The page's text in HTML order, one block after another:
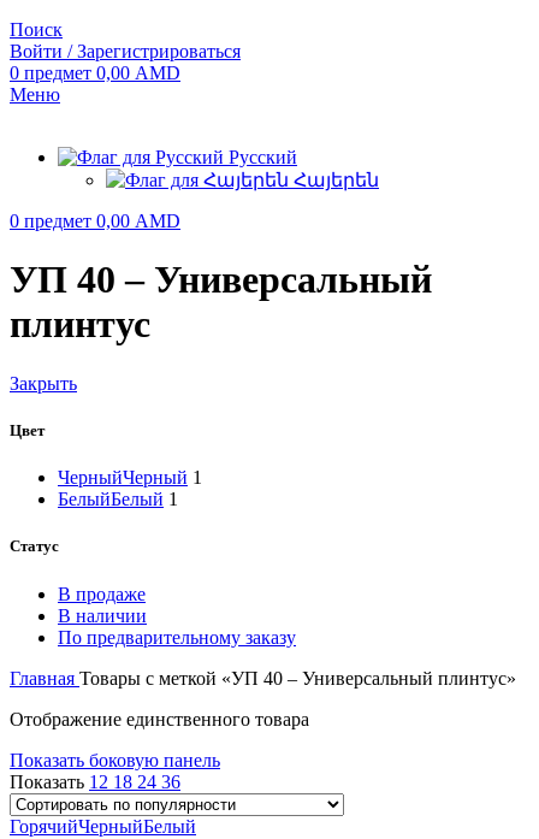
Поиск
Войти / Зарегистрироваться
0 предмет 0,00 AMD
Меню
Русский
Հայերեն
0 предмет 0,00 AMD
УП 40 – Универсальный
плинтус
Закрыть
Цвет
ЧерныйЧерный 1
БелыйБелый 1
Статус
В продаже
В наличии
По предварительному заказу
Главная Товары с меткой «УП 40 – Универсальный плинтус»
Отображение единственного товара
Показать боковую панель
Показать 12 18 24 36
ГорячийЧерныйБелый